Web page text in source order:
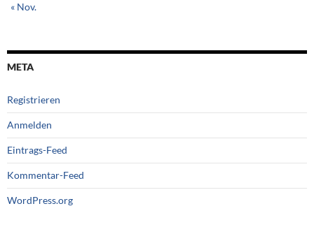
« Nov.
META
Registrieren
Anmelden
Eintrags-Feed
Kommentar-Feed
WordPress.org